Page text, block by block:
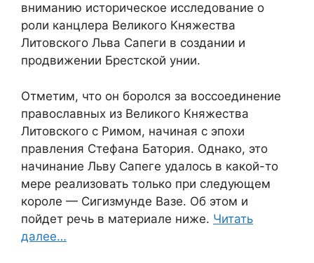
вниманию историческое исследование о
роли канцлера Великого Княжества
Литовского Льва Сапеги в создании и
продвижении Брестской унии.
Отметим, что он боролся за воссоединение
православных из Великого Княжества
Литовского с Римом, начиная с эпохи
правления Стефана Батория. Однако, это
начинание Льву Сапеге удалось в какой-то
мере реализовать только при следующем
короле — Сигизмунде Вазе. Об этом и
пойдет речь в материале ниже. Читать
далее…